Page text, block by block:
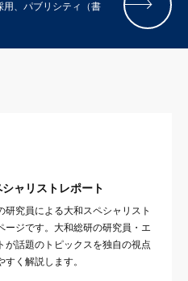
用、パブリシティ（書
ャリストレポート
研究員による大和スペシャリスト
ージです。大和総研の研究員・エ
が話題のトピックスを独自の視点
すく解説します。